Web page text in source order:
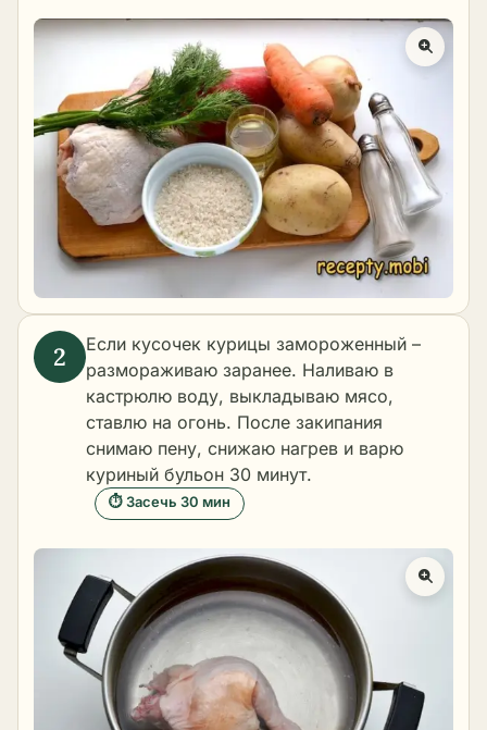
Если кусочек курицы замороженный –
размораживаю заранее. Наливаю в
кастрюлю воду, выкладываю мясо,
ставлю на огонь. После закипания
снимаю пену, снижаю нагрев и варю
куриный бульон 30 минут.
⏱ Засечь 30 мин